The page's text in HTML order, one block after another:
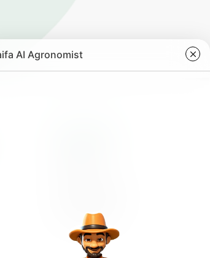
Sürdürülebilirlik